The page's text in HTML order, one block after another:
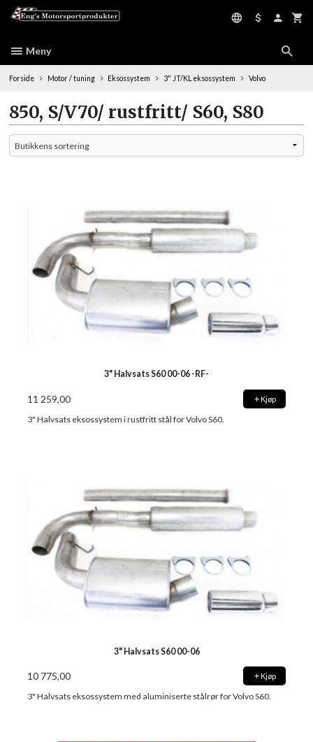
Meny
Forside Motor / tuning Eksossystem 3" JT/KL eksossystem Volvo
850, S/V70/ rustfritt/ S60, S80
3" Halvsats S60 00-06 -RF-
11 259,00 Kjøp
3" Halvsats eksossystem i rustfritt stål for Volvo S60.
3" Halvsats S60 00-06
10 775,00 Kjøp
3" Halvsats eksossystem med aluminiserte stålrør for Volvo S60.